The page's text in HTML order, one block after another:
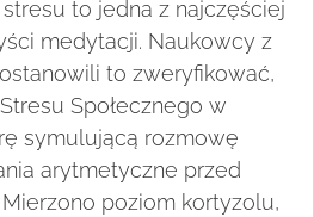
to jedna z najczęściej
medytacji. Naukowcy z
to zweryfikować,
Społecznego w
symulującą rozmowę
arytmetyczne przed
poziom kortyzolu,